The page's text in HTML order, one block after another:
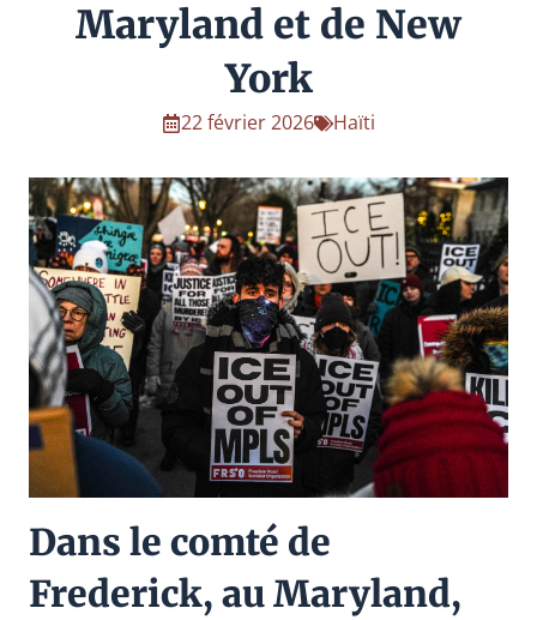
Maryland et de New
York
22 février 2026 Haïti
Dans le comté de
Frederick, au Maryland,